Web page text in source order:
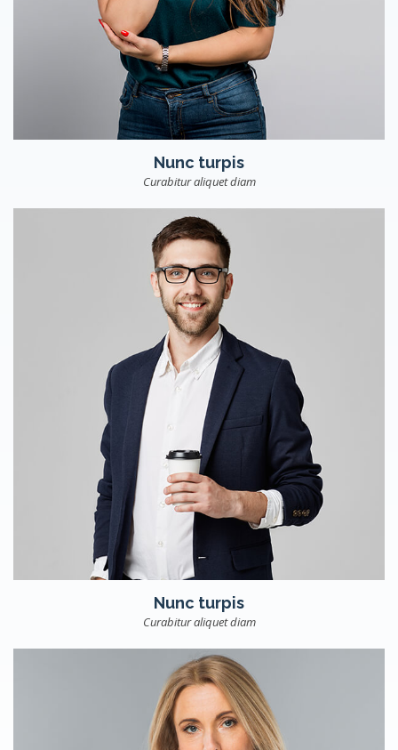
Nunc turpis
Curabitur aliquet diam
Nunc turpis
Curabitur aliquet diam